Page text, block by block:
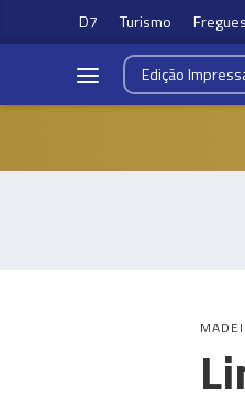
D7 Turismo
Edição